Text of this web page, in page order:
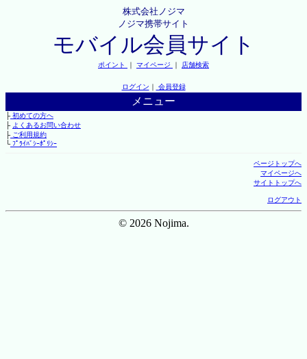
株式会社ノジマ
ノジマ携帯サイト
モバイル会員サイト
ポイント ｜ マイページ ｜ 店舗検索
ログイン ｜ 会員登録
メニュー
├初めての方へ
├ よくあるお問い合わせ
├ご利用規約
└ﾌﾟﾗｲﾊﾞｼｰﾎﾟﾘｼｰ
ページトップへ
マイページへ
サイトトップへ
ログアウト
© 2026 Nojima.